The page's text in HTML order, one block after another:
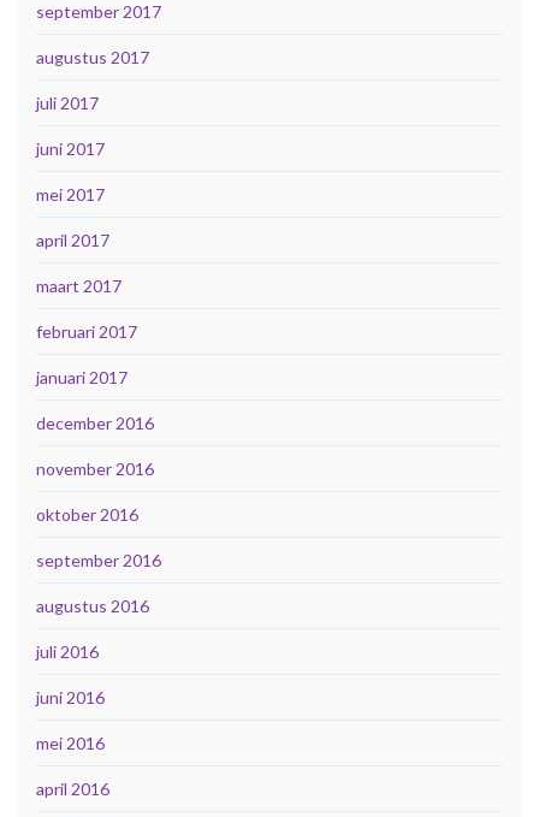
september 2017
augustus 2017
juli 2017
juni 2017
mei 2017
april 2017
maart 2017
februari 2017
januari 2017
december 2016
november 2016
oktober 2016
september 2016
augustus 2016
juli 2016
juni 2016
mei 2016
april 2016